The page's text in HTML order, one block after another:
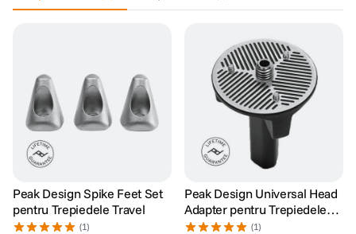
lavaliera
8 . card memorie
9. dji mic mini
10.
Peak Design Spike Feet Set
pentru Trepiedele Travel
(1)
Peak Design Universal Head
Adapter pentru Trepiedele
Travel
(1)